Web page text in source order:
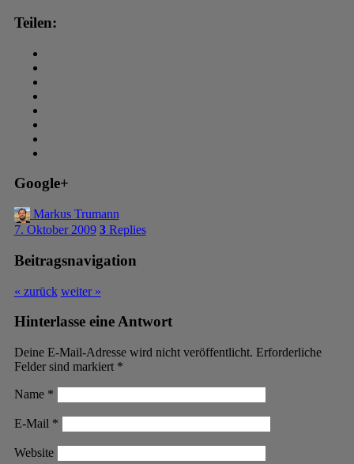
Teilen:
Google+
Markus Trumann
7. Oktober 2009 3Replies
Beitragsnavigation
« zurück weiter »
Hinterlasse eine Antwort
Deine E-Mail-Adresse wird nicht veröffentlicht. Erforderliche
Felder sind markiert *
Name *
E-Mail *
Website